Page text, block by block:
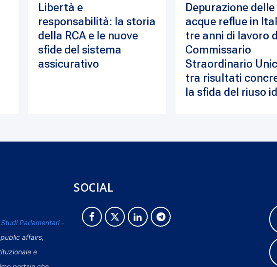
Libertà e
responsabilità: la storia
della RCA e le nuove
sfide del sistema
assicurativo
Depurazione delle
acque reflue in
tre anni di lavoro
Commissario
Straordinario
tra risultati
la sfida del riuso
Parlamentari-
affairs,
e
SOCIAL